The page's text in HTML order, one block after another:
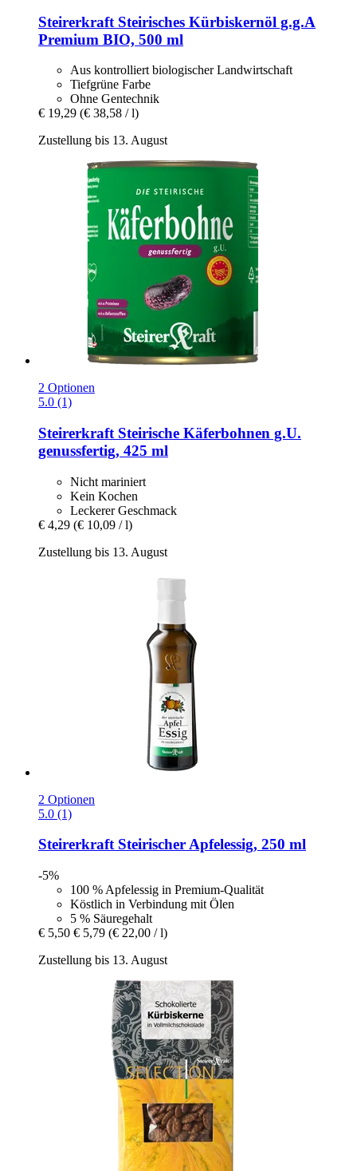
Steirerkraft Steirisches Kürbiskernöl g.g.A
Premium BIO, 500 ml
Aus kontrolliert biologischer Landwirtschaft
Tiefgrüne Farbe
Ohne Gentechnik
€ 19,29 (€ 38,58 / l)
Zustellung bis 13. August
2 Optionen
5.0 (1)
Steirerkraft Steirische Käferbohnen g.U.
genussfertig, 425 ml
Nicht mariniert
Kein Kochen
Leckerer Geschmack
€ 4,29 (€ 10,09 / l)
Zustellung bis 13. August
2 Optionen
5.0 (1)
SteirerkraftSteirischer Apfelessig, 250 ml
-5%
100 % Apfelessig in Premium-Qualität
Köstlich in Verbindung mit Ölen
5 % Säuregehalt
€ 5,50 € 5,79 (€ 22,00 / l)
Zustellung bis 13. August